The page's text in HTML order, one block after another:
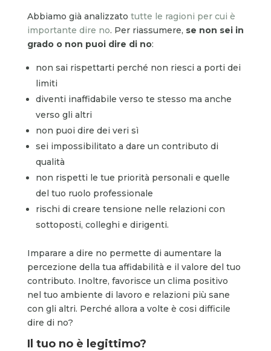
Abbiamo già analizzato tutte le ragioni per cui è
importante dire no. Per riassumere, se non sei in
grado o non puoi dire di no:
non sai rispettarti perché non riesci a porti dei
limiti
diventi inaffidabile verso te stesso ma anche
verso gli altri
non puoi dire dei veri sì
sei impossibilitato a dare un contributo di
qualità
non rispetti le tue priorità personali e quelle
del tuo ruolo professionale
rischi di creare tensione nelle relazioni con
sottoposti, colleghi e dirigenti.
Imparare a dire no permette di aumentare la
percezione della tua affidabilità e il valore del tuo
contributo. Inoltre, favorisce un clima positivo
nel tuo ambiente di lavoro e relazioni più sane
con gli altri. Perché allora a volte è cosi difficile
dire di no?
Il tuo no è legittimo?